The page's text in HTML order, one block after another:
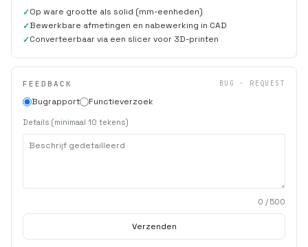
Op ware grootte als solid (mm-eenheden)
Bewerkbare afmetingen en nabewerking in CAD
Converteerbaar via een slicer voor 3D-printen
FEEDBACK BUG · REQUEST
Bugrapport Functieverzoek
Details (minimaal 10 tekens)
0 / 500
Verzenden